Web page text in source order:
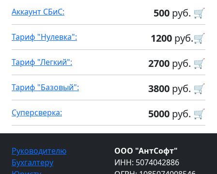
500 руб. 🛒
Аккаунт СБиС:
1200 руб.🛒
Тариф "Нулевка":
2700 руб. 🛒
Тариф "Легкий":
3800 руб. 🛒
Тариф "Базовый":
5000 руб. 🛒
Суперсверка:
Руководителю
Бухгалтеру
ООО "АнтСофт"
ИНН: 5074042886